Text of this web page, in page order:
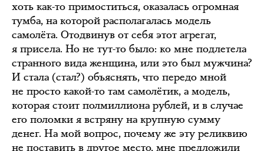
хоть как-то примоститься, оказалась огромная
тумба, на которой располагалась модель
самолёта. Отодвинув от себя этот агрегат,
я присела. Но не тут-то было: ко мне подлетела
странного вида женщина, или это был мужчина?
И стала (стал?) объяснять, что передо мной
не просто какой-то там самолётик, а модель,
которая стоит полмиллиона рублей, и в случае
его поломки я встряну на крупную сумму
денег. На мой вопрос, почему же эту реликвию
не поставить в другое место, мне предложили